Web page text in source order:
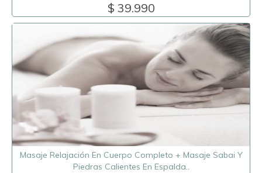
$ 39.990
Masaje Relajación En Cuerpo Completo + Masaje Sabai Y
Piedras Calientes En Espalda..